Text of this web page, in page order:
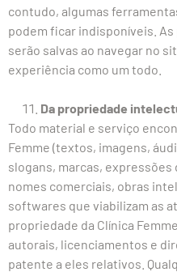
contudo, algumas
podem ficar indisponíveis.
serão salvas ao navegar no
experiência como um todo.
Da propriedade
Todo material e serviço
Femme (textos, imagens,
slogans, marcas, expressões
nomes comerciais, obras
softwares que viabilizam as
propriedade da Clínica
autorais, licenciamentos e
patente a eles relativos.